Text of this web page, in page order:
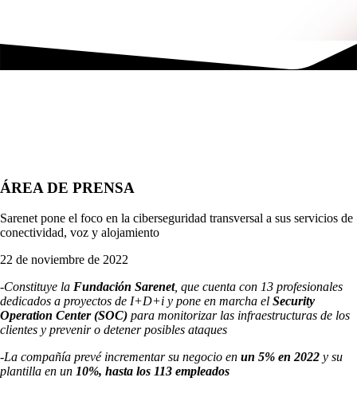
ÁREA DE PRENSA
Sarenet pone el foco en la ciberseguridad transversal a sus servicios de
conectividad, voz y alojamiento
22 de noviembre de 2022
-Constituye la Fundación Sarenet, que cuenta con 13 profesionales
dedicados a proyectos de I+D+i y pone en marcha el Security
Operation Center (SOC) para monitorizar las infraestructuras de los
clientes y prevenir o detener posibles ataques
-La compañía prevé incrementar su negocio en un 5% en 2022 y su
plantilla en un 10%, hasta los 113 empleados